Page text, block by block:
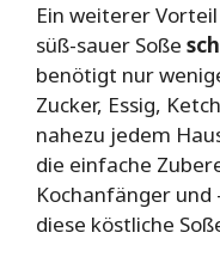
Ein weiterer
süß-sauer Soße
benötigt nur
Zucker, Essig,
nahezu jedem
die einfache
Kochanfänger
diese köstliche